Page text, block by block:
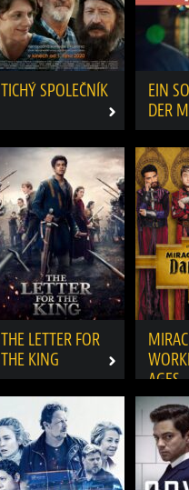
TICHÝ SPOLEČNÍK
EIN
DER
THE LETTER FOR
THE KING
AGES